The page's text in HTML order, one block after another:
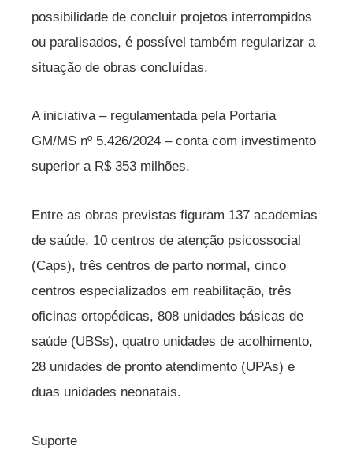
possibilidade de concluir projetos interrompidos
ou paralisados, é possível também regularizar a
situação de obras concluídas.
A iniciativa – regulamentada pela Portaria
GM/MS nº 5.426/2024 – conta com investimento
superior a R$ 353 milhões.
Entre as obras previstas figuram 137 academias
de saúde, 10 centros de atenção psicossocial
(Caps), três centros de parto normal, cinco
centros especializados em reabilitação, três
oficinas ortopédicas, 808 unidades básicas de
saúde (UBSs), quatro unidades de acolhimento,
28 unidades de pronto atendimento (UPAs) e
duas unidades neonatais.
Suporte